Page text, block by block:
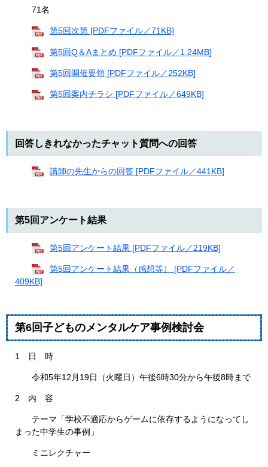
71名
第5回次第 [PDFファイル／71KB]
第5回Q＆Aまとめ [PDFファイル／1.24MB]
第5回開催要領 [PDFファイル／252KB]
第5回案内チラシ [PDFファイル／649KB]
回答しきれなかったチャット質問への回答
講師の先生からの回答 [PDFファイル／441KB]
第5回アンケート結果
第5回アンケート結果 [PDFファイル／219KB]
第5回アンケート結果（感想等） [PDFファイル／
409KB]
第6回子どものメンタルケア事例検討会
1 日 時
令和5年12月19日（火曜日）午後6時30分から午後8時まで
2 内 容
テーマ「学校不適応からゲームに依存するようになってし
まった中学生の事例」
ミニレクチャー